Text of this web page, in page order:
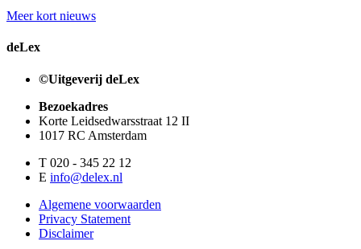
Meer kort nieuws
deLex
©Uitgeverij deLex
Bezoekadres
Korte Leidsedwarsstraat 12 II
1017 RC Amsterdam
T 020 - 345 22 12
E info@delex.nl
Algemene voorwaarden
Privacy Statement
Disclaimer